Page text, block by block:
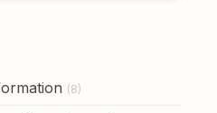
(8)